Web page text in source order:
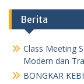
Berita
Class Meeting
Modern dan
BONGKAR